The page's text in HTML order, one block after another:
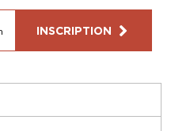
INSCRIPTION